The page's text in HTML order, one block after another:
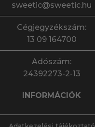
sweetic@sweetic.hu
Cégjegyzékszám:
13 09 164700
Adószám:
24392273-2-13
INFORMÁCIÓK